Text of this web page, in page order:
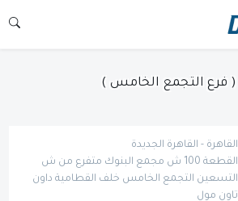
( فرع التجمع الخامس )
القاهرة - القاهرة الجديدة
القطعة 100 ش مجمع البنوك متفرع من ش
التسعين التجمع الخامس خلف القطامية داون
تاون مول